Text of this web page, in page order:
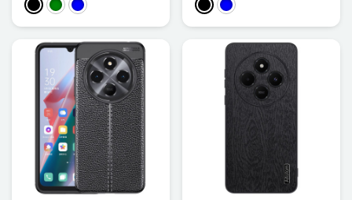
MustaVihreäSininen MustaSininen